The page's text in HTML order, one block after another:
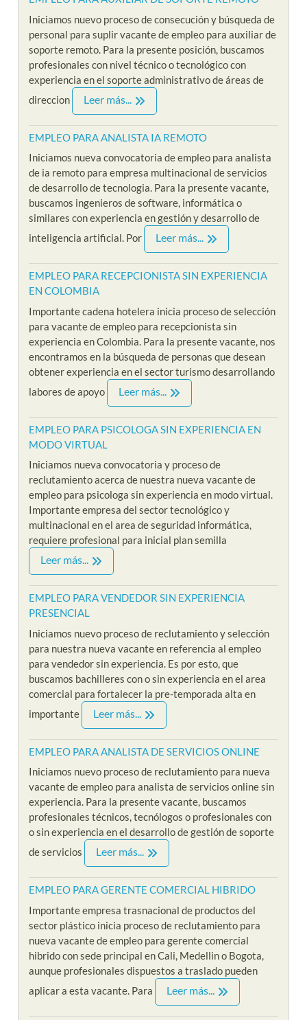
Iniciamos nuevo proceso de consecución y búsqueda de
personal para suplir vacante de empleo para auxiliar de
soporte remoto. Para la presente posición, buscamos
profesionales con nivel técnico o tecnológico con
experiencia en el soporte administrativo de áreas de
direccion
Leer más...
EMPLEO PARA ANALISTA IA REMOTO
Iniciamos nueva convocatoria de empleo para analista
de ia remoto para empresa multinacional de servicios
de desarrollo de tecnologia. Para la presente vacante,
buscamos ingenieros de software, informática o
similares con experiencia en gestión y desarrollo de
inteligencia artificial. Por
Leer más...
EMPLEO PARA RECEPCIONISTA SIN EXPERIENCIA
EN COLOMBIA
Importante cadena hotelera inicia proceso de selección
para vacante de empleo para recepcionista sin
experiencia en Colombia. Para la presente vacante, nos
encontramos en la búsqueda de personas que desean
obtener experiencia en el sector turismo desarrollando
labores de apoyo
Leer más...
EMPLEO PARA PSICOLOGA SIN EXPERIENCIA EN
MODO VIRTUAL
Iniciamos nueva convocatoria y proceso de
reclutamiento acerca de nuestra nueva vacante de
empleo para psicologa sin experiencia en modo virtual.
Importante empresa del sector tecnológico y
multinacional en el area de seguridad informática,
requiere profesional para inicial plan semilla
Leer más...
EMPLEO PARA VENDEDOR SIN EXPERIENCIA
PRESENCIAL
Iniciamos nuevo proceso de reclutamiento y selección
para nuestra nueva vacante en referencia al empleo
para vendedor sin experiencia. Es por esto, que
buscamos bachilleres con o sin experiencia en el area
comercial para fortalecer la pre-temporada alta en
importante
Leer más...
EMPLEO PARA ANALISTA DE SERVICIOS ONLINE
Iniciamos nuevo proceso de reclutamiento para nueva
vacante de empleo para analista de servicios online sin
experiencia. Para la presente vacante, buscamos
profesionales técnicos, tecnólogos o profesionales con
o sin experiencia en el desarrollo de gestión de soporte
de servicios
Leer más...
EMPLEO PARA GERENTE COMERCIAL HIBRIDO
Importante empresa trasnacional de productos del
sector plástico inicia proceso de reclutamiento para
nueva vacante de empleo para gerente comercial
hibrido con sede principal en Cali, Medellin o Bogota,
aunque profesionales dispuestos a traslado pueden
aplicar a esta vacante. Para
Leer más...